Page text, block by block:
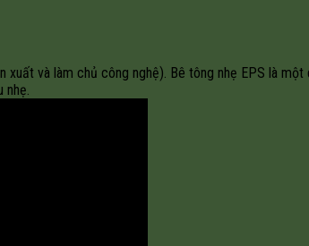
và làm chủ công nghệ). Bê tông nhẹ EPS là
nhẹ.